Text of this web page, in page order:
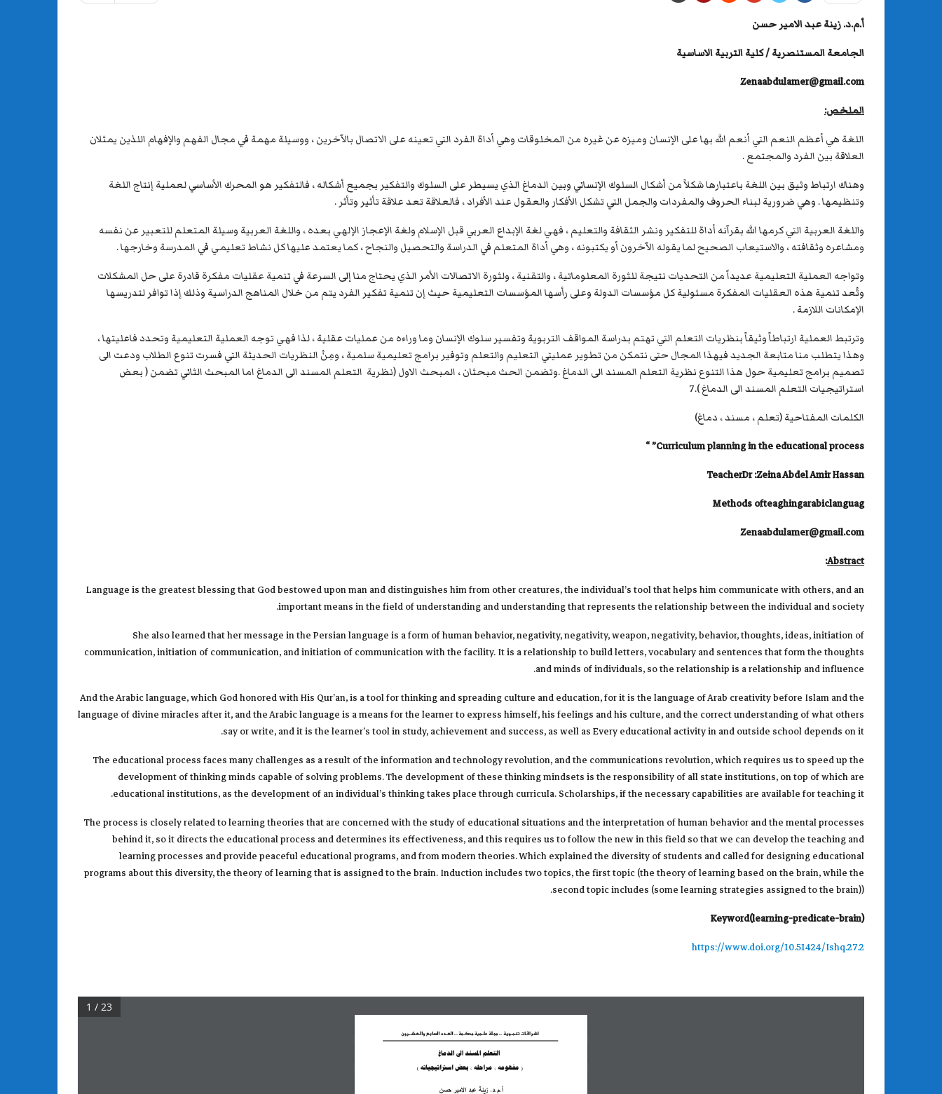
أ.م.د. زينة عبد الامير حسن
الجامعة المستنصرية / كلية التربية الاساسية
Zenaabdulamer@gmail.com
الملخص:
اللغة هي أعظم النعم التي أنعم الله بها على الإنسان وميزه عن غيره من المخلوقات وهي أداة الفرد التي تعينه على الاتصال بالآخرين ، ووسيلة مهمة في مجال الفهم والإفهام اللذين يمثلان
العلاقة بين الفرد والمجتمع .
وهناك ارتباط وثيق بين اللغة باعتبارها شكلاً من أشكال السلوك الإنساني وبين الدماغ الذي يسيطر على السلوك والتفكير بجميع أشكاله ، فالتفكير هو المحرك الأساسي لعملية إنتاج اللغة
وتنظيمها . وهي ضرورية لبناء الحروف والمفردات والجمل التي تشكل الأفكار والعقول عند الأفراد ، فالعلاقة تعد علاقة تأثير وتأثر .
واللغة العربية التي كرمها الله بقرآنه أداة للتفكير ونشر الثقافة والتعليم ، فهي لغة الإبداع العربي قبل الإسلام ولغة الإعجاز الإلهي بعده ، واللغة العربية وسيلة المتعلم للتعبير عن نفسه
ومشاعره وثقافته ، والاستيعاب الصحيح لما يقوله الآخرون أو يكتبونه ، وهي أداة المتعلم في الدراسة والتحصيل والنجاح ، كما يعتمد عليها كل نشاط تعليمي في المدرسة وخارجها .
وتواجه العملية التعليمية عديداً من التحديات نتيجة للثورة المعلوماتية ، والتقنية ، ولثورة الاتصالات الأمر الذي يحتاج منا إلى السرعة في تنمية عقليات مفكرة قادرة على حل المشكلات
وتُعد تنمية هذه العقليات المفكرة مسئولية كل مؤسسات الدولة وعلى رأسها المؤسسات التعليمية حيث إن تنمية تفكير الفرد يتم من خلال المناهج الدراسية وذلك إذا توافر لتدريسها
الإمكانات اللازمة .
وترتبط العملية ارتباطاً وثيقاً بنظريات التعلم التي تهتم بدراسة المواقف التربوية وتفسير سلوك الإنسان وما وراءه من عمليات عقلية ، لذا فهي توجه العملية التعليمية وتحدد فاعليتها ،
وهذا يتطلب منا متابعة الجديد فيهذا المجال حتى نتمكن من تطوير عمليتي التعليم والتعلم وتوفير برامج تعليمية سلمية ، ومِنْ النظريات الحديثة التي فسرت تنوع الطلاب ودعت الى
تصميم برامج تعليمية حول هذا التنوع نظرية التعلم المسند الى الدماغ .وتضمن الحث مبحثان ، المبحث الاول (نظرية التعلم المسند الى الدماغ اما المبحث الثاني تضمن ( بعض
استراتيجيات التعلم المسند الى الدماغ ).7
الكلمات المفتاحية (تعلم ، مسند ، دماغ)
Curriculum planning in the educational process”
“
TeacherDr :Zeina Abdel Amir Hassan
Methods ofteaghingarabiclanguag
Zenaabdulamer@gmail.com
Abstract
:
Language is the greatest blessing that God bestowed upon man and distinguishes him from other creatures, the individual’s tool that helps him communicate with others, and an
important means in the field of understanding and understanding that represents the relationship between the individual and society.
She also learned that her message in the Persian language is a form of human behavior, negativity, negativity, weapon, negativity, behavior, thoughts, ideas, initiation of
communication, initiation of communication, and initiation of communication with the facility. It is a relationship to build letters, vocabulary and sentences that form the thoughts
and minds of individuals, so the relationship is a relationship and influence.
And the Arabic language, which God honored with His Qur’an, is a tool for thinking and spreading culture and education, for it is the language of Arab creativity before Islam and the
language of divine miracles after it, and the Arabic language is a means for the learner to express himself, his feelings and his culture, and the correct understanding of what others
say or write, and it is the learner’s tool in study, achievement and success, as well as Every educational activity in and outside school depends on it.
The educational process faces many challenges as a result of the information and technology revolution, and the communications revolution, which requires us to speed up the
development of thinking minds capable of solving problems. The development of these thinking mindsets is the responsibility of all state institutions, on top of which are
educational institutions, as the development of an individual’s thinking takes place through curricula. Scholarships, if the necessary capabilities are available for teaching it.
The process is closely related to learning theories that are concerned with the study of educational situations and the interpretation of human behavior and the mental processes
behind it, so it directs the educational process and determines its effectiveness, and this requires us to follow the new in this field so that we can develop the teaching and
learning processes and provide peaceful educational programs, and from modern theories. Which explained the diversity of students and called for designing educational
programs about this diversity, the theory of learning that is assigned to the brain. Induction includes two topics, the first topic (the theory of learning based on the brain, while the
second topic includes (some learning strategies assigned to the brain)).
Keyword(learning-predicate-brain)
https://www.doi.org/10.51424/Ishq.27.2
اشـراقـات تنمــوية ... مجـلة صلــمية محكــمة ... العــدد السابع والـعـشـــرون
التعلم المسند الى الدماغ
( مفهومه ، مراحله ، بعض استراتيجياته )
أ.م.د. زيشة عبد الامير حدؽ
1 / 23